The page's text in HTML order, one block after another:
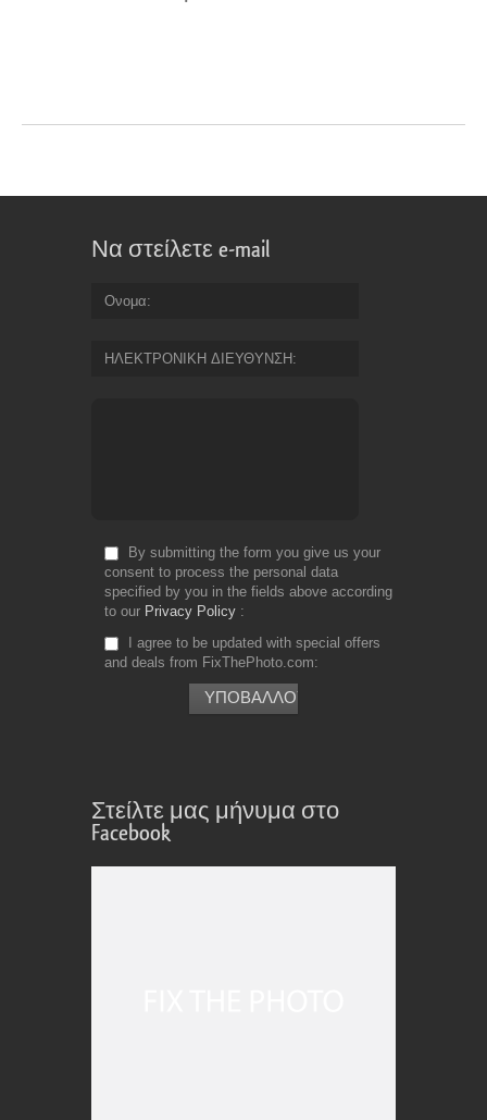
Να στείλετε e-mail
Ονομα
ΗΛΕΚΤΡΟΝΙΚΗ ΔΙΕΥΘΥΝΣΗ
By submitting the form you give us your
consent to process the personal data
specified by you in the fields above according
to our Privacy Policy
I agree to be updated with special offers
and deals from FixThePhoto.com
Στείλτε μας μήνυμα στο
Facebook